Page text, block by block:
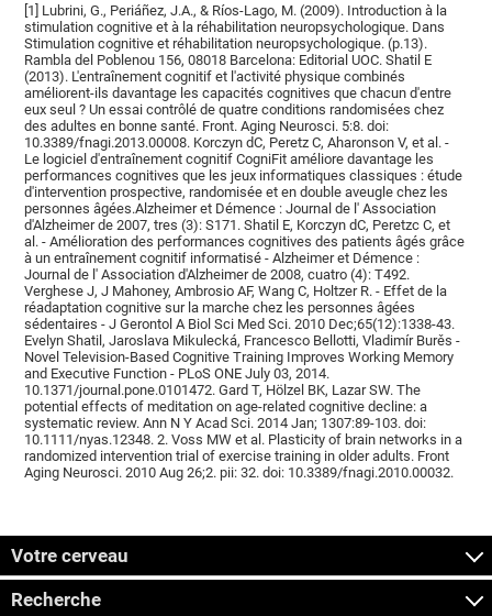
[1] Lubrini, G., Periáñez, J.A., & Ríos-Lago, M. (2009). Introduction à la
stimulation cognitive et à la réhabilitation neuropsychologique. Dans
Stimulation cognitive et réhabilitation neuropsychologique. (p.13).
Rambla del Poblenou 156, 08018 Barcelona: Editorial UOC. Shatil E
(2013). L'entraînement cognitif et l'activité physique combinés
améliorent-ils davantage les capacités cognitives que chacun d'entre
eux seul ? Un essai contrôlé de quatre conditions randomisées chez
des adultes en bonne santé. Front. Aging Neurosci. 5:8. doi:
10.3389/fnagi.2013.00008. Korczyn dC, Peretz C, Aharonson V, et al. -
Le logiciel d'entraînement cognitif CogniFit améliore davantage les
performances cognitives que les jeux informatiques classiques : étude
d'intervention prospective, randomisée et en double aveugle chez les
personnes âgées.Alzheimer et Démence : Journal de l' Association
d'Alzheimer de 2007, tres (3): S171. Shatil E, Korczyn dC, Peretzc C, et
al. - Amélioration des performances cognitives des patients âgés grâce
à un entraînement cognitif informatisé - Alzheimer et Démence :
Journal de l' Association d'Alzheimer de 2008, cuatro (4): T492.
Verghese J, J Mahoney, Ambrosio AF, Wang C, Holtzer R. - Effet de la
réadaptation cognitive sur la marche chez les personnes âgées
sédentaires - J Gerontol A Biol Sci Med Sci. 2010 Dec;65(12):1338-43.
Evelyn Shatil, Jaroslava Mikulecká, Francesco Bellotti, Vladimír Burěs -
Novel Television-Based Cognitive Training Improves Working Memory
and Executive Function - PLoS ONE July 03, 2014.
10.1371/journal.pone.0101472. Gard T, Hölzel BK, Lazar SW. The
potential effects of meditation on age-related cognitive decline: a
systematic review. Ann N Y Acad Sci. 2014 Jan; 1307:89-103. doi:
10.1111/nyas.12348. 2. Voss MW et al. Plasticity of brain networks in a
randomized intervention trial of exercise training in older adults. Front
Aging Neurosci. 2010 Aug 26;2. pii: 32. doi: 10.3389/fnagi.2010.00032.
Votre cerveau
Recherche